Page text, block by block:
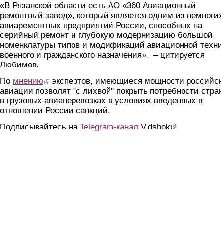
«В Рязанской области есть АО «360 Авиационный
ремонтный завод», который является одним из
авиаремонтных предприятий России, способных на
серийный ремонт и глубокую модернизацию большой
номенклатуры типов и модификаций авиационной
военного и гражданского назначения», – цитируется
Любимов.
По мнению (link is external)
экспертов, имеющиеся мощности
авиации позволят "с лихвой" покрыть потребности
в грузовых авиаперевозках в условиях введенных в
отношении России санкций.
Подписывайтесь на Telegram-канал Vidsboku!